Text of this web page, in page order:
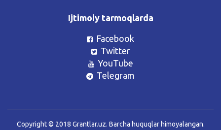
Ijtimoiy tarmoqlarda
Facebook
Twitter
YouTube
Telegram
Copyright © 2018 Grantlar.uz. Barcha huquqlar himoyalangan.